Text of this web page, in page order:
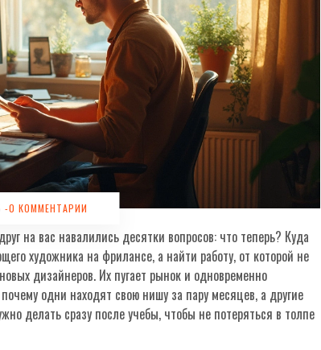
-0 КОММЕНТАРИИ
на вас навалились десятки вопросов: что теперь? Куда
художника на фрилансе, а найти работу, от которой не
дизайнеров. Их пугает рынок и одновременно
одни находят свою нишу за пару месяцев, а другие
делать сразу после учебы, чтобы не потеряться в толпе